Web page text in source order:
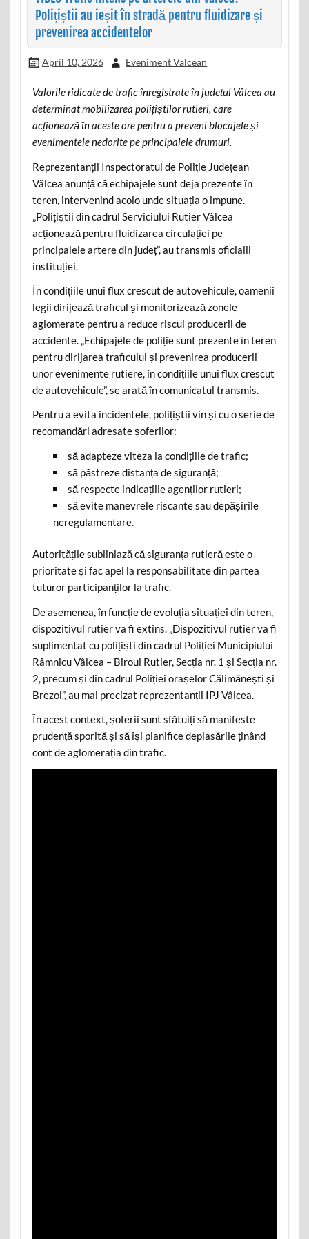
Polițiștii au ieșit în stradă pentru fluidizare și
prevenirea accidentelor
April 10, 2026 Eveniment Valcean
Valorile ridicate de trafic înregistrate în județul Vâlcea au
determinat mobilizarea polițiștilor rutieri, care
acționează în aceste ore pentru a preveni blocajele și
evenimentele nedorite pe principalele drumuri.
Reprezentanții Inspectoratul de Poliție Județean
Vâlcea anunță că echipajele sunt deja prezente în
teren, intervenind acolo unde situația o impune.
„Polițiștii din cadrul Serviciului Rutier Vâlcea
acționează pentru fluidizarea circulației pe
principalele artere din județ”, au transmis oficialii
instituției.
În condițiile unui flux crescut de autovehicule, oamenii
legii dirijează traficul și monitorizează zonele
aglomerate pentru a reduce riscul producerii de
accidente. „Echipajele de poliție sunt prezente în teren
pentru dirijarea traficului și prevenirea producerii
unor evenimente rutiere, în condițiile unui flux crescut
de autovehicule”, se arată în comunicatul transmis.
Pentru a evita incidentele, polițiștii vin și cu o serie de
recomandări adresate șoferilor:
să adapteze viteza la condițiile de trafic;
să păstreze distanța de siguranță;
să respecte indicațiile agenților rutieri;
să evite manevrele riscante sau depășirile
neregulamentare.
Autoritățile subliniază că siguranța rutieră este o
prioritate și fac apel la responsabilitate din partea
tuturor participanților la trafic.
De asemenea, în funcție de evoluția situației din teren,
dispozitivul rutier va fi extins. „Dispozitivul rutier va fi
suplimentat cu polițiști din cadrul Poliției Municipiului
Râmnicu Vâlcea – Biroul Rutier, Secția nr. 1 și Secția nr.
2, precum și din cadrul Poliției orașelor Călimănești și
Brezoi”, au mai precizat reprezentanții IPJ Vâlcea.
În acest context, șoferii sunt sfătuiți să manifeste
prudență sporită și să își planifice deplasările ținând
cont de aglomerația din trafic.